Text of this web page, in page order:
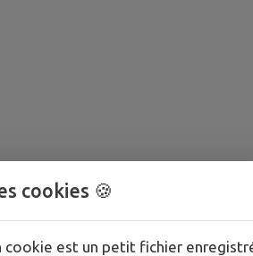
cookies 🍪
cookie est un petit fichier